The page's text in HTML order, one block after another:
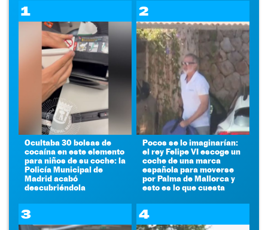
1
Ocultaba 30 bolsas de
cocaína en este elemento
para niños de su coche: la
Policía Municipal de
Madrid acabó
descubriéndola
2
Pocos se lo imaginarían:
el rey Felipe VI escoge un
coche de una marca
española para moverse
por Palma de Mallorca y
esto es lo que cuesta
3 4